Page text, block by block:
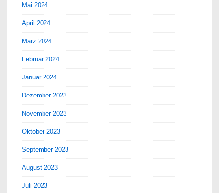
Mai 2024
April 2024
März 2024
Februar 2024
Januar 2024
Dezember 2023
November 2023
Oktober 2023
September 2023
August 2023
Juli 2023